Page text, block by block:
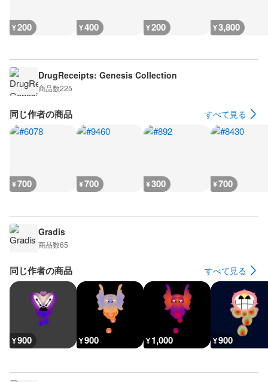
¥200 ¥400 ¥200 ¥3,800
DrugReceipts: Genesis Collection
商品数225
同じ作者の商品 すべて見る
¥700 ¥700 ¥300 ¥700
Gradis
商品数65
同じ作者の商品 すべて見る
¥900 ¥900 ¥1,000 ¥900